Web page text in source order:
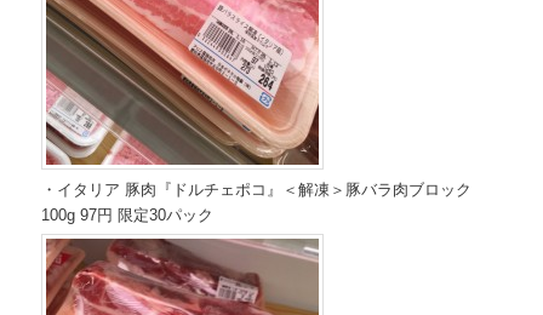
・イタリア 豚肉『ドルチェポコ』＜解凍＞豚バラ肉ブロック
100g 97円 限定30パック